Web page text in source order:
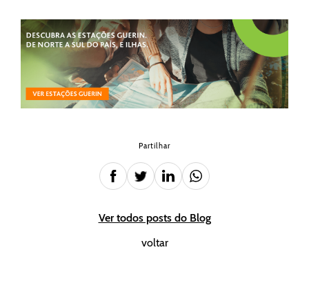
Partilhar
Ver todos posts do Blog
voltar